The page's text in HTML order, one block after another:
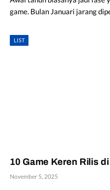
game. Bulan Januari jarang
LIST
10 Game Keren Rilis
November 5, 2025